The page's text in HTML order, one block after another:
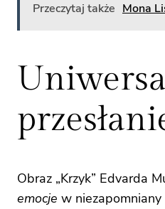
Przeczytaj także Mona
Obraz „Krzyk” Edvarda
emocje w